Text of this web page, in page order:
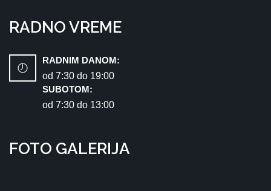
RADNO VREME
RADNIM DANOM:
od 7:30 dо 19:00
SUBOTOM:
od 7:30 dо 13:00
FOTO GALERIJA